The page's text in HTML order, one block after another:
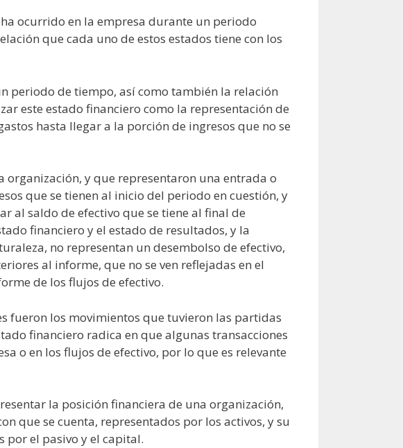
ocurrido en la empresa durante un periodo
que cada uno de estos estados tiene con los
periodo de tiempo, así como también la relación
este estado financiero como la representación de
hasta llegar a la porción de ingresos que no se
organización, y que representaron una entrada o
que se tienen al inicio del periodo en cuestión, y
al saldo de efectivo que se tiene al final de
financiero y el estado de resultados, y la
no representan un desembolso de efectivo,
al informe, que no se ven reflejadas en el
de los flujos de efectivo.
fueron los movimientos que tuvieron las partidas
financiero radica en que algunas transacciones
o en los flujos de efectivo, por lo que es relevante
la posición financiera de una organización,
que se cuenta, representados por los activos, y su
por el pasivo y el capital.